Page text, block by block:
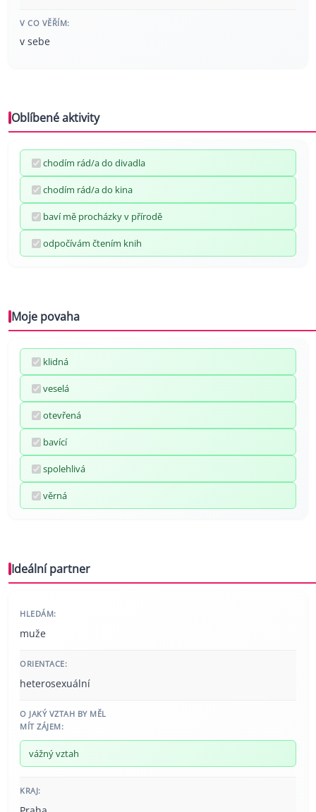
V CO VĚŘÍM:
v sebe
Oblíbené aktivity
chodím rád/a do divadla
chodím rád/a do kina
baví mě procházky v přírodě
odpočívám čtením knih
Moje povaha
klidná
veselá
otevřená
bavící
spolehlivá
věrná
Ideální partner
HLEDÁM:
muže
ORIENTACE:
heterosexuální
O JAKÝ VZTAH BY MĚL
MÍT ZÁJEM:
vážný vztah
KRAJ: